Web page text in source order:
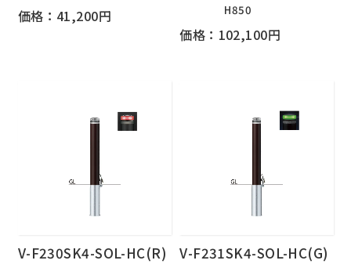
価格：41,200円
H850
価格：102,100円
V-F230SK4-SOL-HC(R)
V-F231SK4-SOL-HC(G)